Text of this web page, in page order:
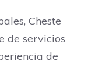
Cheste
de servicios
de